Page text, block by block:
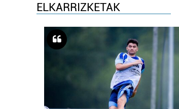
ELKARRIZKETAK